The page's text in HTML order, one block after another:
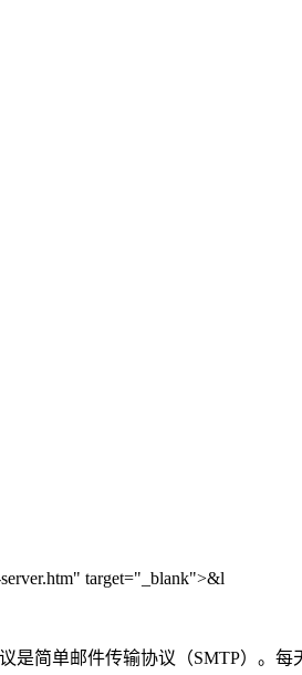
target="_blank">&l
是简单邮件传输协议（SMTP）。